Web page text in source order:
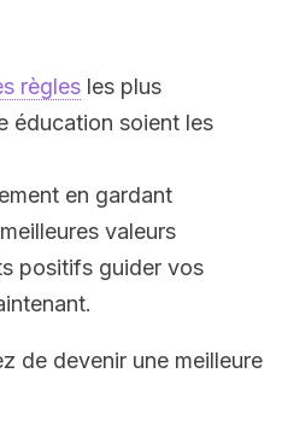
règles les plus
éducation soient les
en gardant
valeurs
positifs guider vos
de devenir une meilleure